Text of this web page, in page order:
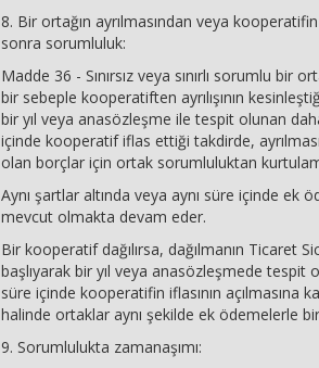
8. Bir ortağın ayrılmasından veya kooperatifin
sonra sorumluluk:
Madde 36 - Sınırsız veya sınırlı sorumlu bir
bir sebeple kooperatiften ayrılışının
bir yıl veya anasözleşme ile tespit olunan
içinde kooperatif iflas ettiği takdirde,
olan borçlar için ortak sorumluluktan
Aynı şartlar altında veya aynı süre içinde ek
mevcut olmakta devam eder.
Bir kooperatif dağılırsa, dağılmanın Ticaret
başlıyarak bir yıl veya anasözleşmede tespit
süre içinde kooperatifin iflasının açılmasına
halinde ortaklar aynı şekilde ek ödemelerle
9. Sorumlulukta zamanaşımı: